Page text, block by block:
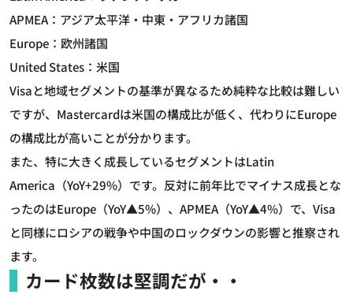
APMEA：アジア太平洋・中東・アフリカ諸国
Europe：欧州諸国
United States：米国
Visaと地域セグメントの基準が異なるため純粋な比較は難しい
ですが、Mastercardは米国の構成比が低く、代わりにEurope
の構成比が高いことが分かります。
また、特に大きく成長しているセグメントはLatin
America（YoY+29%）です。反対に前年比でマイナス成長とな
ったのはEurope（YoY▲5%）、APMEA（YoY▲4%）で、Visa
と同様にロシアの戦争や中国のロックダウンの影響と推察され
ます。
カード枚数は堅調だが・・